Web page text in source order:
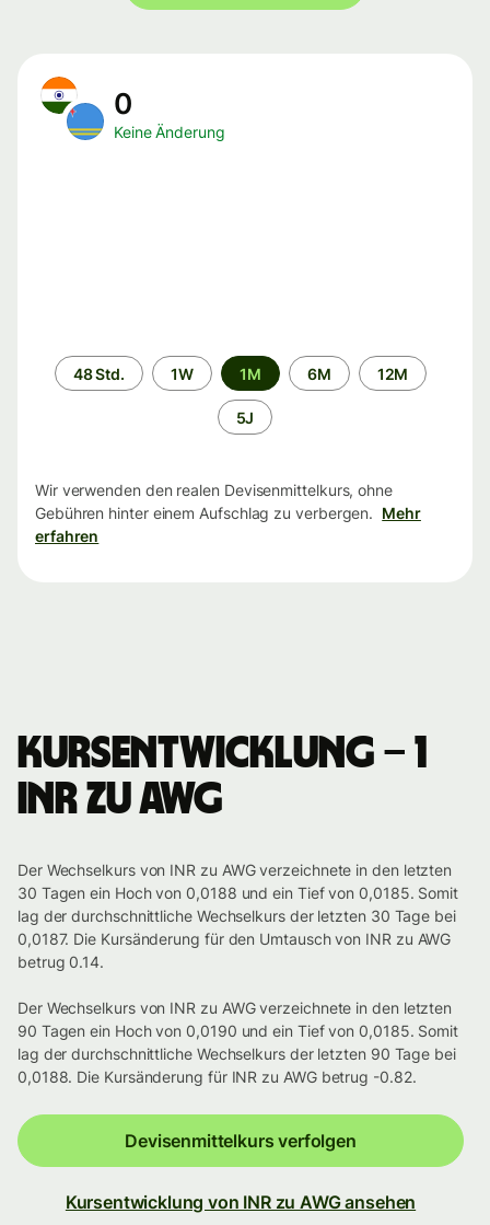
0
Keine Änderung
Zeitraum
48 Std. 1W 1M 6M 12M
5J
Wir verwenden den realen Devisenmittelkurs, ohne
Gebühren hinter einem Aufschlag zu verbergen. Mehr
erfahren
Kursentwicklung – 1
INR zu AWG
Der Wechselkurs von INR zu AWG verzeichnete in den letzten
30 Tagen ein Hoch von 0,0188 und ein Tief von 0,0185. Somit
lag der durchschnittliche Wechselkurs der letzten 30 Tage bei
0,0187. Die Kursänderung für den Umtausch von INR zu AWG
betrug 0.14.
Der Wechselkurs von INR zu AWG verzeichnete in den letzten
90 Tagen ein Hoch von 0,0190 und ein Tief von 0,0185. Somit
lag der durchschnittliche Wechselkurs der letzten 90 Tage bei
0,0188. Die Kursänderung für INR zu AWG betrug -0.82.
Devisenmittelkurs verfolgen
Kursentwicklung von INR zu AWG ansehen